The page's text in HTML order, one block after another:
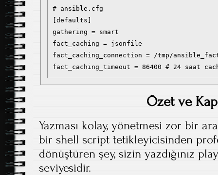
# ansible.cfg
[defaults]
gathering = smart
fact_caching = jsonfile
fact_caching_connection = /tmp/
Özet ve
Yazması kolay, yönetmesi zor bir
bir shell script tetikleyicisinden
dönüştüren şey, sizin yazdığınız
seviyesidir.